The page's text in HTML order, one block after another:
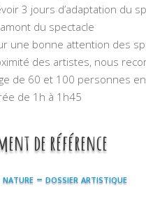
3 jours d’adaptation du
du spectacle
une bonne attention des
des artistes, nous
de 60 et 100 personnes
de 1h à 1h45
de référence
nature – dossier artistique